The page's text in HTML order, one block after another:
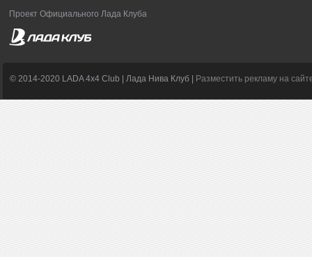
Проект Официального Лада Клуба
© 2014-2020 LADA 4x4 Club | Лада Нива Клуб | Разместить рекламу на